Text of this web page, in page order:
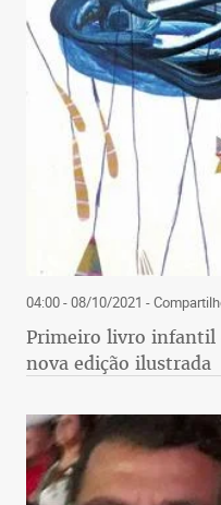
04:00 - 08/10/2021 -
Primeiro livro infantil
nova edição ilustrada